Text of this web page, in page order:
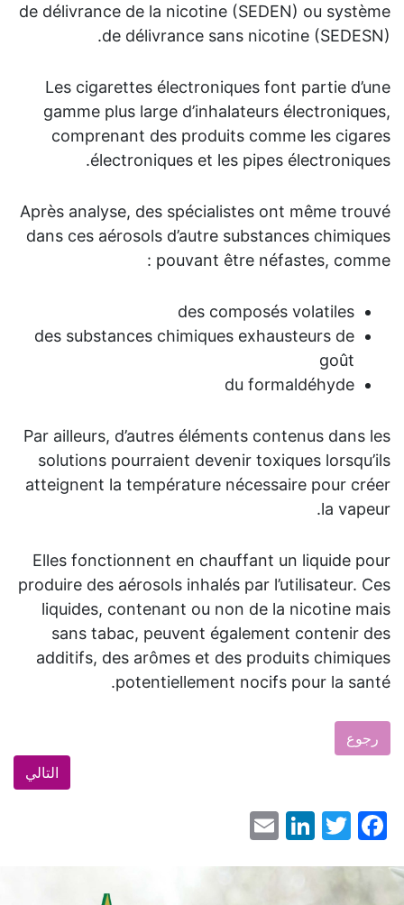
de délivrance de la nicotine (SEDEN) ou système
de délivrance sans nicotine (SEDESN).
Les cigarettes électroniques font partie d’une
gamme plus large d’inhalateurs électroniques,
comprenant des produits comme les cigares
électroniques et les pipes électroniques.
Après analyse, des spécialistes ont même trouvé
dans ces aérosols d’autre substances chimiques
pouvant être néfastes, comme :
des composés volatiles
des substances chimiques exhausteurs de
goût
du formaldéhyde
Par ailleurs, d’autres éléments contenus dans les
solutions pourraient devenir toxiques lorsqu’ils
atteignent la température nécessaire pour créer
la vapeur.
Elles fonctionnent en chauffant un liquide pour
produire des aérosols inhalés par l’utilisateur. Ces
liquides, contenant ou non de la nicotine mais
sans tabac, peuvent également contenir des
additifs, des arômes et des produits chimiques
potentiellement nocifs pour la santé.
رجوع
التالي
Facebook
Twitter
LinkedIn